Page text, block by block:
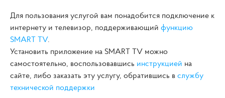
Для пользования услугой вам понадобится подключение к
интернету и телевизор, поддерживающий функцию
SMART TV.
Установить приложение на SMART TV можно
самостоятельно, воспользовавшись инструкцией на
сайте, либо заказать эту услугу, обратившись в службу
технической поддержки